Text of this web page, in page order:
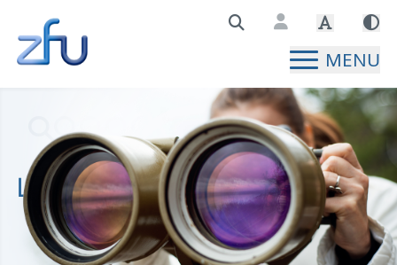
Zentralstelle für Fernunterricht Hauptseite
MENU
Lehrgangssuche